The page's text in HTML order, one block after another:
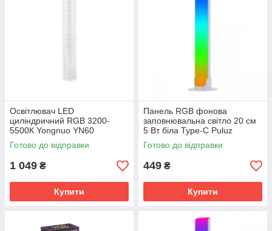
Освітлювач LED
циліндричний RGB 3200-
5500К Yongnuo YN60
Готово до відправки
1 049 ₴
Купити
Панель RGB фонова
заповнювальна світло 20 см
5 Вт біла Type-C Puluz
TBD0603377502L
Готово до відправки
449 ₴
Купити